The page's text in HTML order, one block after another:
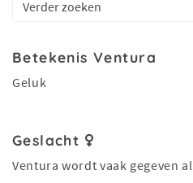
Betekenis Ventura
Geluk
Geslacht
Ventura wordt vaak gegeven